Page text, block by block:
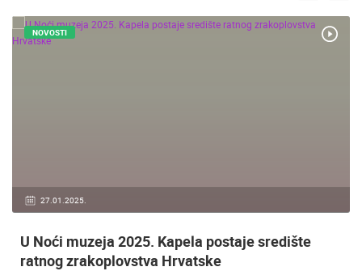
27.01.2025.
NOVOSTI
U Noći muzeja 2025. Kapela postaje središte
ratnog zrakoplovstva Hrvatske